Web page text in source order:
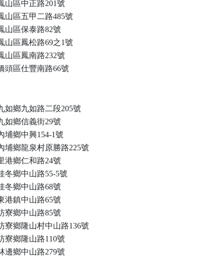
山區中正路201號
山區五甲二路485號
山區保泰路82號
山區鳳松路69之1號
山區鳳南路232號
頭區仕豐南路66號
如鄉九如路二段205號
如鄉信義街29號
埔鄉中興154-1號
埔鄉龍泉村原勝路225號
港鄉仁和路24號
冬鄉中山路55-5號
冬鄉中山路68號
港鎮中山路65號
寮鄉中山路85號
寮鄉隆山村中山路136號
寮鄉隆山路110號
邊鄉中山路279號